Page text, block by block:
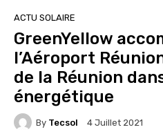
ACTU SOLAIRE
GreenYellow
l’Aéroport
de la Réunion
énergétique
By Tecsol 4 Juillet 2021